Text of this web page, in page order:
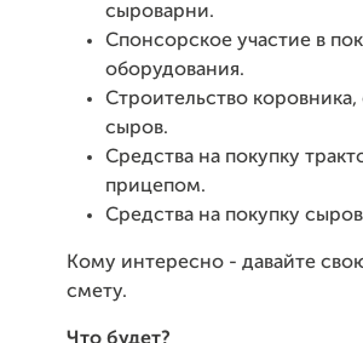
сыроварни.
Спонсорское участие в
оборудования.
Строительство коровника,
сыров.
Средства на покупку
прицепом.
Средства на покупку
Кому интересно - давайте
смету.